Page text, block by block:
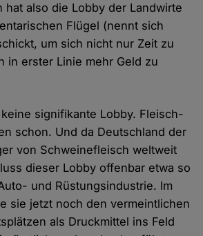
hat also die Lobby der Landwirte
Flügel (nennt sich
um sich nicht nur Zeit zu
in erster Linie mehr Geld zu
signifikante Lobby. Fleisch-
schon. Und da Deutschland der
von Schweinefleisch weltweit
dieser Lobby offenbar etwa so
und Rüstungsindustrie. Im
sie jetzt noch den vermeintlichen
als Druckmittel ins Feld